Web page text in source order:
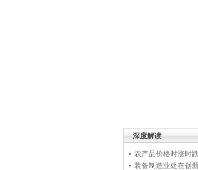
深度解读
农产品价格时涨时
装备制造业处在创